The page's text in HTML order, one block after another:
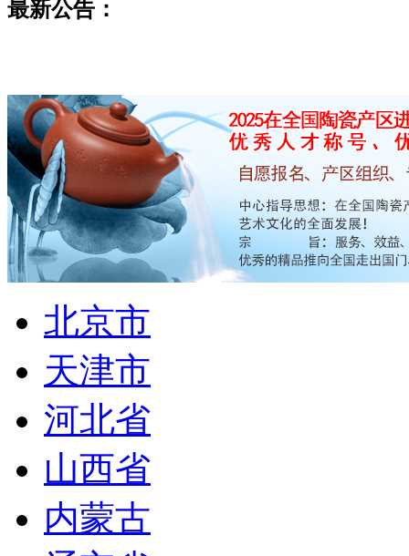
最新公告：
北京市
天津市
河北省
山西省
内蒙古